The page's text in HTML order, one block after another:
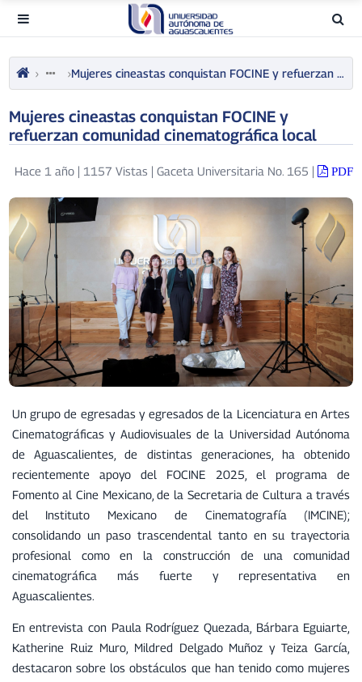
Mujeres cineastas conquistan FOCINE y refuerzan comunidad cinematográfica local
Mujeres cineastas conquistan FOCINE y
refuerzan comunidad cinematográfica local
Hace 1 año| 1157 Vistas | Gaceta Universitaria No. 165 | PDF
Un grupo de egresadas y egresados de la Licenciatura en Artes
Cinematográficas y Audiovisuales de la Universidad Autónoma
de Aguascalientes, de distintas generaciones, ha obtenido
recientemente apoyo del FOCINE 2025, el programa de
Fomento al Cine Mexicano, de la Secretaria de Cultura a través
del Instituto Mexicano de Cinematografía (IMCINE);
consolidando un paso trascendental tanto en su trayectoria
profesional como en la construcción de una comunidad
cinematográfica más fuerte y representativa en
Aguascalientes.
En entrevista con Paula Rodríguez Quezada, Bárbara Eguiarte,
Katherine Ruiz Muro, Mildred Delgado Muñoz y Teiza García,
destacaron sobre los obstáculos que han tenido como mujeres